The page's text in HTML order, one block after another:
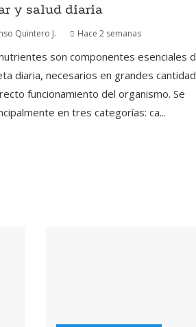
y salud diaria
Quintero J. Hace 2 semanas
son componentes esenciales
diaria, necesarios en grandes
funcionamiento del organismo. Se
en tres categorías: ca...